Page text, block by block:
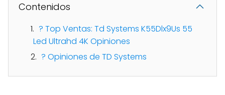
Contenidos
? Top Ventas: Td Systems K55Dlx9Us 55
Led Ultrahd 4K Opiniones
? Opiniones de TD Systems